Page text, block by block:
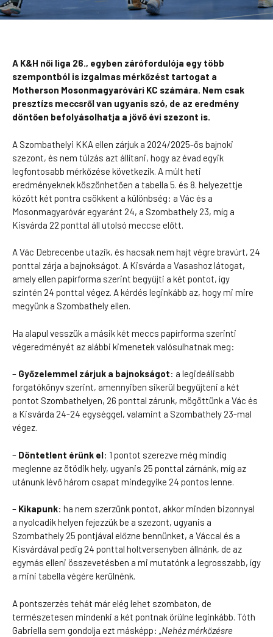
A K&H női liga 26., egyben zárófordulója egy több
szempontból is izgalmas mérkőzést tartogat a
Motherson Mosonmagyaróvári KC számára. Nem csak
presztízs meccsről van ugyanis szó, de az eredmény
döntően befolyásolhatja a jövő évi szezont is.
A Szombathelyi KKA ellen zárjuk a 2024/2025-ös bajnoki
szezont, és nem túlzás azt állítani, hogy az évad egyik
legfontosabb mérkőzése következik. A múlt heti
eredményeknek köszönhetően a tabella 5. és 8. helyezettje
között két pontra csökkent a különbség: a Vác és a
Mosonmagyaróvár egyaránt 24, a Szombathely 23, míg a
Kisvárda 22 ponttal áll utolsó meccse előtt.
A Vác Debrecenbe utazik, és hacsak nem hajt végre bravúrt, 24
ponttal zárja a bajnokságot. A Kisvárda a Vasashoz látogat,
amely ellen papírforma szerint begyűjti a két pontot, így
szintén 24 ponttal végez. A kérdés leginkább az, hogy mi mire
megyünk a Szombathely ellen.
Ha alapul vesszük a másik két meccs papírforma szerinti
végeredményét az alábbi kimenetek valósulhatnak meg:
– Győzelemmel zárjuk a bajnokságot: a legideálisabb
forgatókönyv szerint, amennyiben sikerül begyűjteni a két
pontot Szombathelyen, 26 ponttal zárunk, mögöttünk a Vác és
a Kisvárda 24-24 egységgel, valamint a Szombathely 23-mal
végez.
– Döntetlent érünk el: 1 pontot szerezve még mindig
meglenne az ötödik hely, ugyanis 25 ponttal zárnánk, míg az
utánunk lévő három csapat mindegyike 24 pontos lenne.
– Kikapunk: ha nem szerzünk pontot, akkor minden bizonnyal
a nyolcadik helyen fejezzük be a szezont, ugyanis a
Szombathely 25 pontjával előzne bennünket, a Váccal és a
Kisvárdával pedig 24 ponttal holtversenyben állnánk, de az
egymás elleni összevetésben a mi mutatónk a legrosszabb, így
a mini tabella végére kerülnénk.
A pontszerzés tehát már elég lehet szombaton, de
természetesen mindenki a két pontnak örülne leginkább. Tóth
Gabriella sem gondolja ezt másképp: „Nehéz mérkőzésre